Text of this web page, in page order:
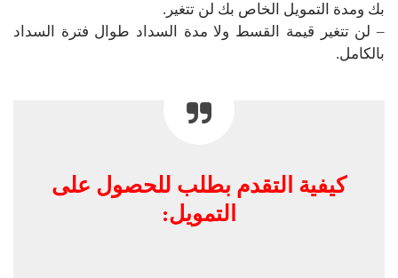
بك ومدة التمويل الخاص بك لن تتغير.
– لن تتغير قيمة القسط ولا مدة السداد طوال فترة السداد
بالكامل.
كيفية التقدم بطلب للحصول على
التمويل: